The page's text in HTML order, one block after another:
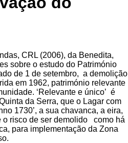
CRL (2006), da Benedita,
sobre o estudo do Património
de 1 de setembro, a demolição
em 1962, património relevante
‘Relevante e único’ é
da Serra, que o Lagar com
1730’, a sua chavanca, a eira,
o risco de ser demolido como há
para implementação da Zona